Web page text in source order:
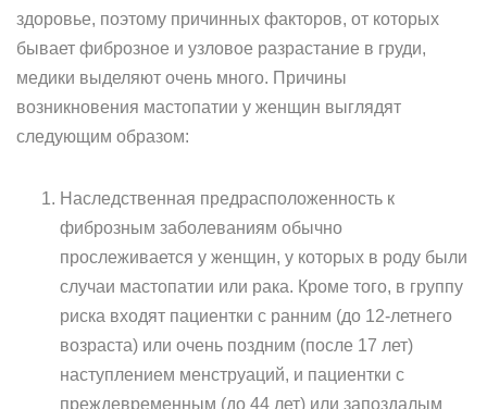
здоровье, поэтому причинных факторов, от которых
бывает фиброзное и узловое разрастание в груди,
медики выделяют очень много. Причины
возникновения мастопатии у женщин выглядят
следующим образом:
Наследственная предрасположенность к
фиброзным заболеваниям обычно
прослеживается у женщин, у которых в роду были
случаи мастопатии или рака. Кроме того, в группу
риска входят пациентки с ранним (до 12-летнего
возраста) или очень поздним (после 17 лет)
наступлением менструаций, и пациентки с
преждевременным (до 44 лет) или запоздалым